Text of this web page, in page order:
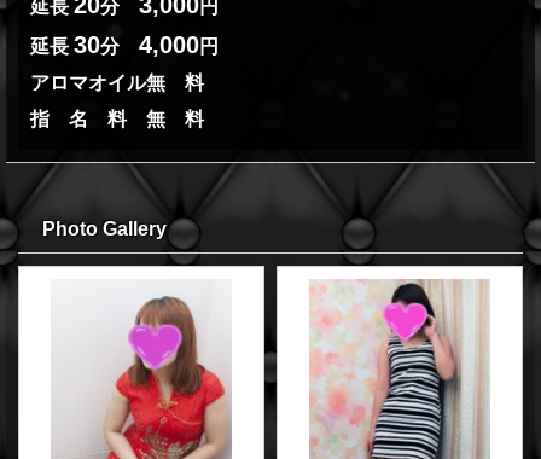
延長 20分 3,000円
延長 30分 4,000円
アロマオイル無 料
指 名 料 無 料
Photo Gallery